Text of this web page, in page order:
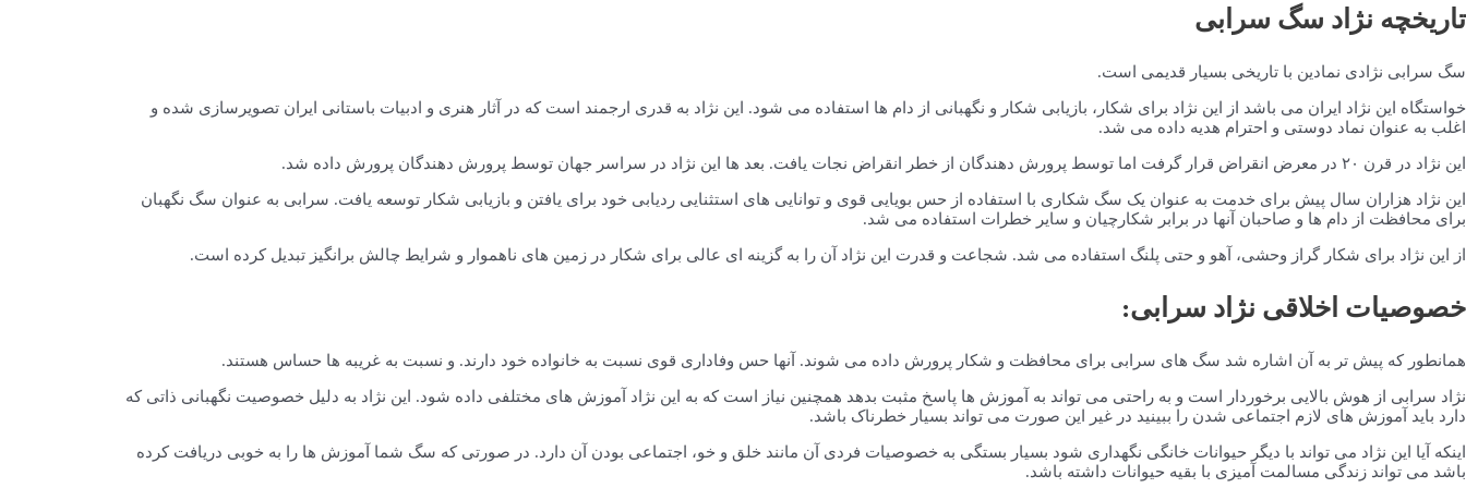
تاریخچه نژاد سگ سرابی
سگ سرابی نژادی نمادین با تاریخی بسیار قدیمی است.
خواستگاه این نژاد ایران می باشد از این نژاد برای شکار، بازیابی شکار و نگهبانی از دام ها استفاده می شود. این نژاد به قدری ارجمند است که در آثار هنری و ادبیات باستانی ایران تصویرسازی شده و
اغلب به عنوان نماد دوستی و احترام هدیه داده می شد.
این نژاد در قرن ۲۰ در معرض انقراض قرار گرفت اما توسط پرورش دهندگان از خطر انقراض نجات یافت. بعد ها این نژاد در سراسر جهان توسط پرورش دهندگان پرورش داده شد.
این نژاد هزاران سال پیش برای خدمت به عنوان یک سگ شکاری با استفاده از حس بویایی قوی و توانایی های استثنایی ردیابی خود برای یافتن و بازیابی شکار توسعه یافت. سرابی به عنوان سگ نگهبان
برای محافظت از دام ها و صاحبان آنها در برابر شکارچیان و سایر خطرات استفاده می شد.
از این نژاد برای شکار گراز وحشی، آهو و حتی پلنگ استفاده می شد. شجاعت و قدرت این نژاد آن را به گزینه ای عالی برای شکار در زمین های ناهموار و شرایط چالش برانگیز تبدیل کرده است.
خصوصیات اخلاقی نژاد سرابی:
همانطور که پیش تر به آن اشاره شد سگ های سرابی برای محافظت و شکار پرورش داده می شوند. آنها حس وفاداری قوی نسبت به خانواده خود دارند. و نسبت به غریبه ها حساس هستند.
نژاد سرابی از هوش بالایی برخوردار است و به راحتی می تواند به آموزش ها پاسخ مثبت بدهد همچنین نیاز است که به این نژاد آموزش های مختلفی داده شود. این نژاد به دلیل خصوصیت نگهبانی ذاتی که
دارد باید آموزش های لازم اجتماعی شدن را ببینید در غیر این صورت می تواند بسیار خطرناک باشد.
اینکه آیا این نژاد می تواند با دیگر حیوانات خانگی نگهداری شود بسیار بستگی به خصوصیات فردی آن مانند خلق و خو، اجتماعی بودن آن دارد. در صورتی که سگ شما آموزش ها را به خوبی دریافت کرده
باشد می تواند زندگی مسالمت آمیزی با بقیه حیوانات داشته باشد.